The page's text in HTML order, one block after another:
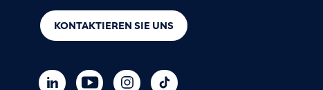
KONTAKTIEREN SIE UNS